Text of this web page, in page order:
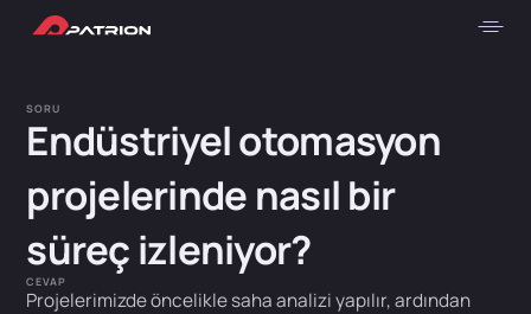
SORU
Endüstriyel otomasyon
projelerinde nasıl bir
süreç izleniyor?
CEVAP
Projelerimizde öncelikle saha analizi yapılır, ardından